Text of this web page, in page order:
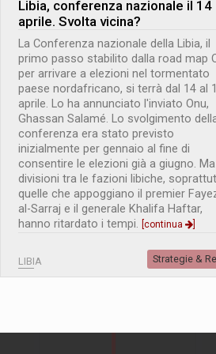
Libia, conferenza nazionale il 14
aprile. Svolta vicina?
La Conferenza nazionale della Libia, il
primo passo stabilito dalla road map
per arrivare a elezioni nel tormentato
paese nordafricano, si terrà dal 14 al
aprile. Lo ha annunciato l'inviato Onu,
Ghassan Salamé. Lo svolgimento
conferenza era stato previsto
inizialmente per gennaio al fine di
consentire le elezioni già a giugno.
divisioni tra le fazioni libiche,
quelle che appoggiano il premier
al-Sarraj e il generale Khalifa Haftar,
hanno ritardato i tempi. [continua
LIBIA Strategie &